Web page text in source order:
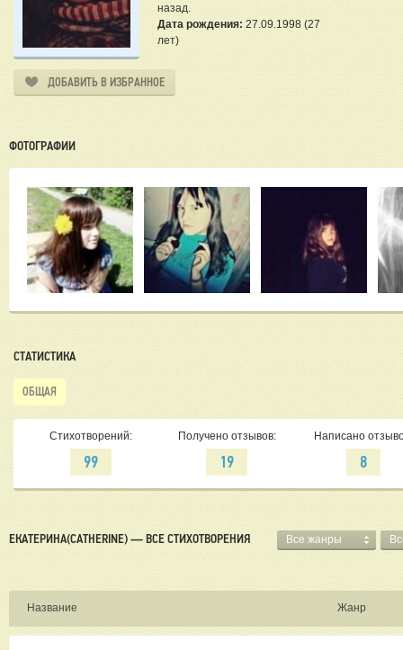
назад.
Дата рождения: 27.09.1998 (27
лет)
ДОБАВИТЬ В ИЗБРАННОЕ
ФОТОГРАФИИ
СТАТИСТИКА
ОБЩАЯ
Стихотворений:
99
Получено отзывов:
19
Написано
8
ЕКАТЕРИНА(CATHERINE) — ВСЕ СТИХОТВОРЕНИЯ Все жанры
Название Жанр